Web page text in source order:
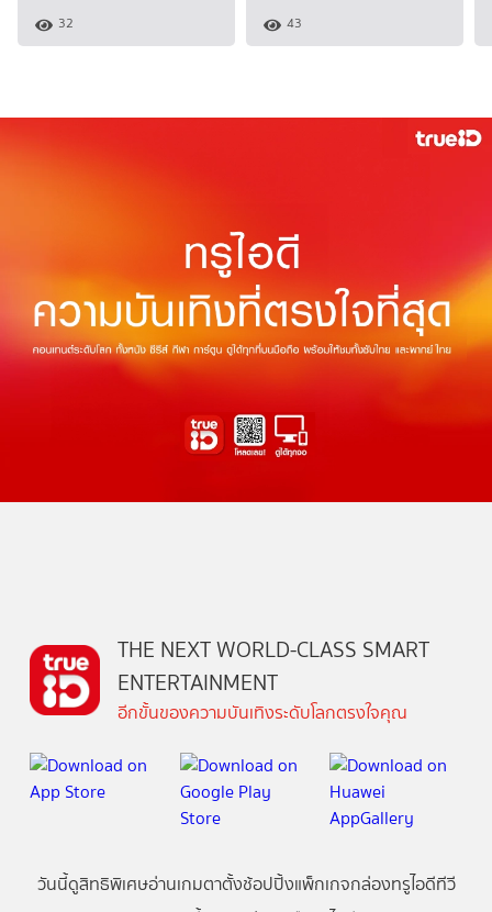
32 43
THE NEXT WORLD-CLASS SMART
ENTERTAINMENT
อีกขั้นของความบันเทิงระดับโลกตรงใจคุณ
วันนี้ดูสิทธิพิเศษอ่านเกมตาตั้งช้อปปิ้งแพ็กเกจกล่องทรูไอดีทีวี